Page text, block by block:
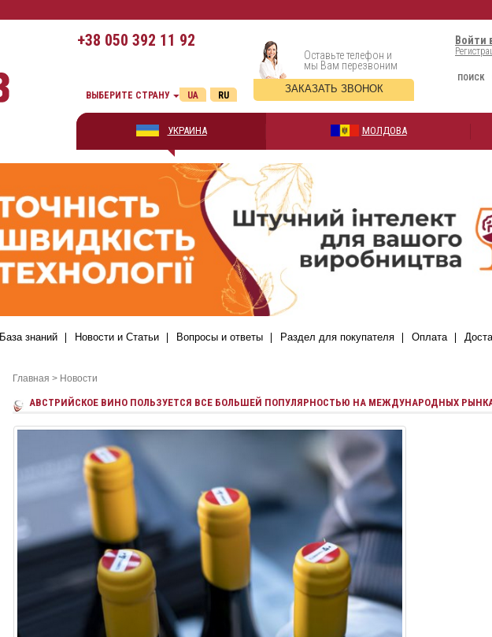
+38 050 392 11 92 Войти
ПОИСК
Оставьте телефон и
мы Вам перезвоним
ЗАКАЗАТЬ ЗВОНОК
ВЫБЕРИТЕ СТРАНУ RU
UA
УКРАИНА МОЛДОВА
База знаний Новости и Статьи Вопросы и ответы Раздел для покупателя Оплата
Главная > Новости
АВСТРИЙСКОЕ ВИНО ПОЛЬЗУЕТСЯ ВСЕ БОЛЬШЕЙ ПОПУЛЯРНОСТЬЮ НА МЕЖДУНАРОДНЫХ